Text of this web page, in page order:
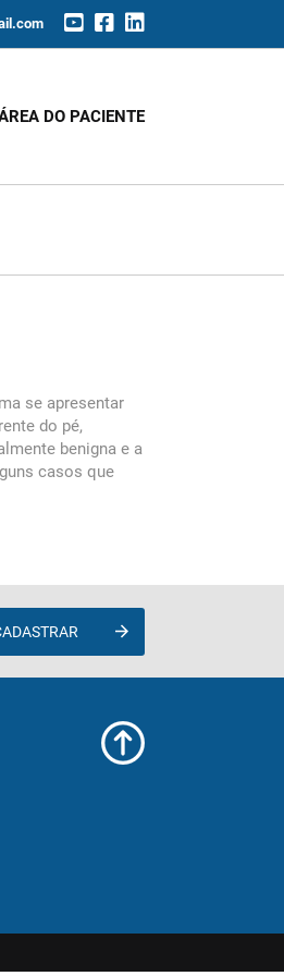
DO PACIENTE
se apresentar
do pé,
benigna e a
casos que